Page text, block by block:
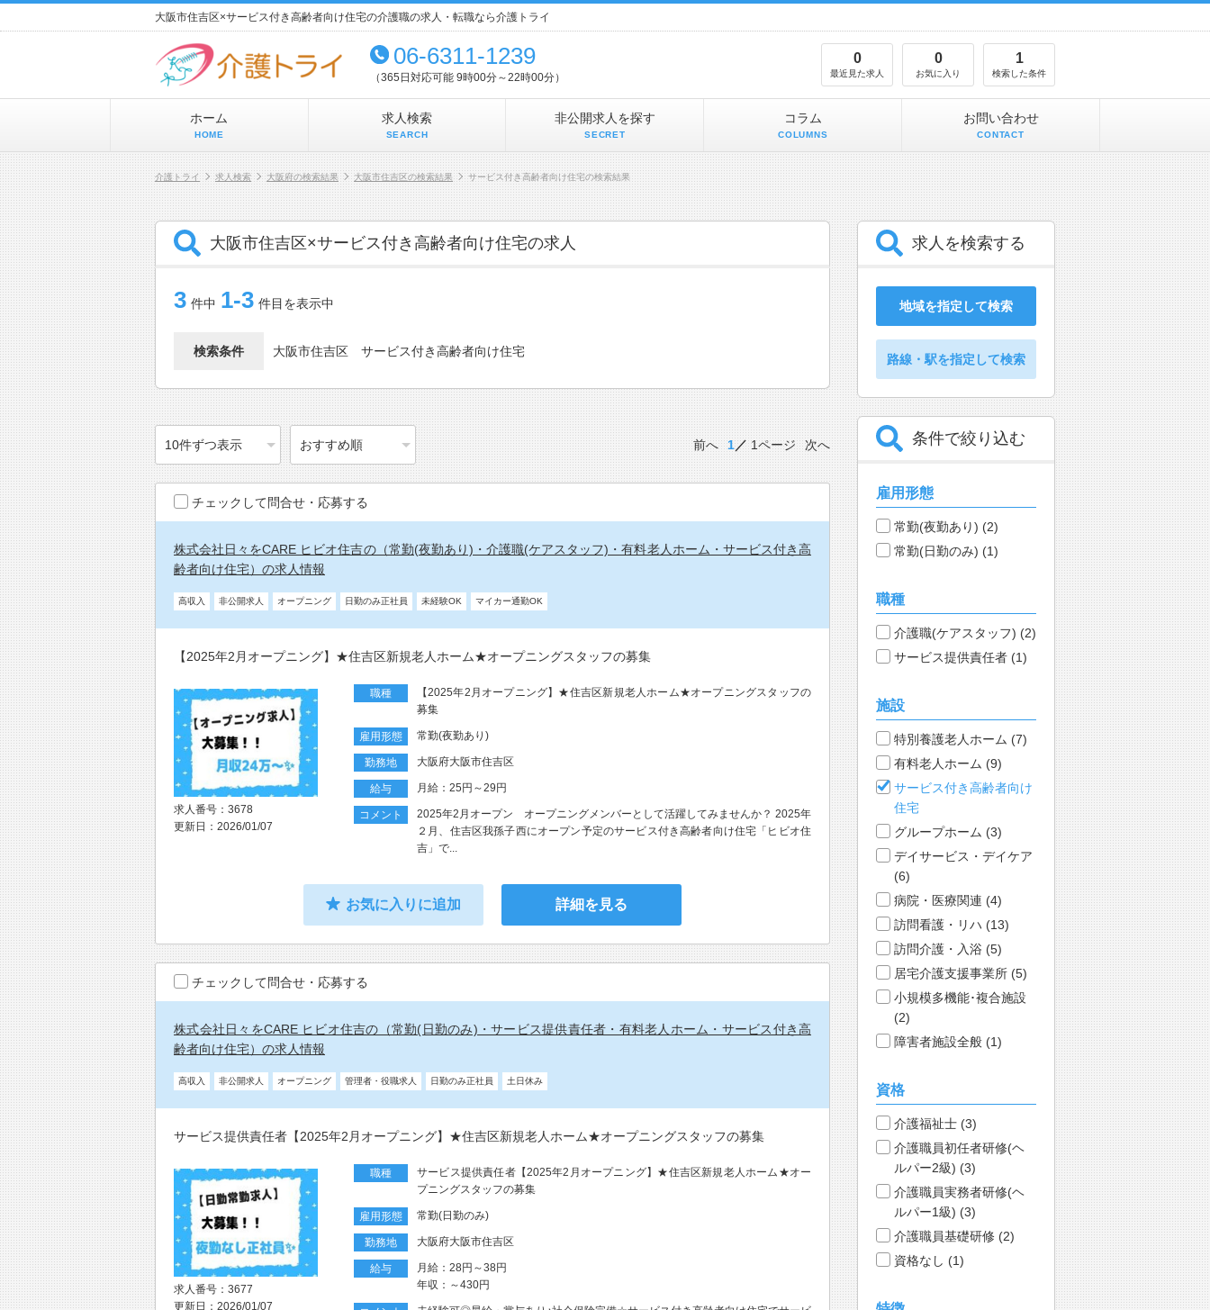
大阪市住吉区×サービス付き高齢者向け住宅の介護職の求人・転職なら介護トライ
06-6311-1239
（365日対応可能 9時00分～22時00分）
0
最近見た求人
0
お気に入り
1
検索した条件
ホーム
HOME
求人検索
SEARCH
非公開求人を探す
SECRET
コラム
COLUMNS
お問い合わせ
CONTACT
介護トライ 求人検索 大阪府の検索結果 大阪市住吉区の検索結果 サービス付き高齢者向け住宅の検索結果
大阪市住吉区×サービス付き高齢者向け住宅の求人
3 件中 1-3 件目を表示中
検索条件 大阪市住吉区 サービス付き高齢者向け住宅
前へ 1 1ページ 次へ
チェックして問合せ・応募する
株式会社日々をCARE ヒビオ住吉の（常勤(夜勤あり)・介護職(ケアスタッフ)・有料老人ホーム・サービス付き高
齢者向け住宅）の求人情報
高収入 非公開求人 オープニング 日勤のみ正社員 未経験OK マイカー通勤OK
【2025年2月オープニング】★住吉区新規老人ホーム★オープニングスタッフの募集
求人番号：3678
更新日：2026/01/07
職種
【2025年2月オープニング】★住吉区新規老人ホーム★オープニングスタッフの
募集
雇用形態 常勤(夜勤あり)
勤務地 大阪府大阪市住吉区
給与 月給：25円～29円
コメント
2025年2月オープン オープニングメンバーとして活躍してみませんか？ 2025年
２月、住吉区我孫子西にオープン予定のサービス付き高齢者向け住宅「ヒビオ住
吉」で...
お気に入りに追加 詳細を見る
チェックして問合せ・応募する
株式会社日々をCARE ヒビオ住吉の（常勤(日勤のみ)・サービス提供責任者・有料老人ホーム・サービス付き高
齢者向け住宅）の求人情報
高収入 非公開求人 オープニング 管理者・役職求人 日勤のみ正社員 土日休み
サービス提供責任者【2025年2月オープニング】★住吉区新規老人ホーム★オープニングスタッフの募集
求人番号：3677
更新日：2026/01/07
職種
サービス提供責任者【2025年2月オープニング】★住吉区新規老人ホーム★オー
プニングスタッフの募集
雇用形態 常勤(日勤のみ)
勤務地 大阪府大阪市住吉区
給与
月給：28円～38円
年収：～430円
求人を検索する
地域を指定して検索
路線・駅を指定して検索
条件で絞り込む
雇用形態
常勤(夜勤あり) (2)
常勤(日勤のみ) (1)
職種
介護職(ケアスタッフ) (2)
サービス提供責任者 (1)
施設
特別養護老人ホーム (7)
有料老人ホーム (9)
サービス付き高齢者向け
住宅
グループホーム (3)
デイサービス・デイケア
(6)
病院・医療関連 (4)
訪問看護・リハ (13)
訪問介護・入浴 (5)
居宅介護支援事業所 (5)
小規模多機能･複合施設
(2)
障害者施設全般 (1)
資格
介護福祉士 (3)
介護職員初任者研修(ヘ
ルパー2級) (3)
介護職員実務者研修(ヘ
ルパー1級) (3)
介護職員基礎研修 (2)
資格なし (1)